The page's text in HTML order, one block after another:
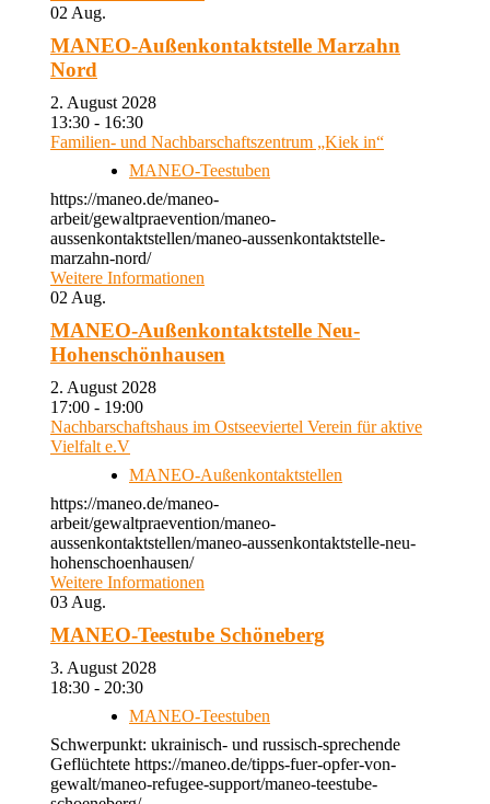
02 Aug.
MANEO-Außenkontaktstelle Marzahn
Nord
2. August 2028
13:30 - 16:30
Familien- und Nachbarschaftszentrum „Kiek in“
MANEO-Teestuben
https://maneo.de/maneo-
arbeit/gewaltpraevention/maneo-
aussenkontaktstellen/maneo-aussenkontaktstelle-
marzahn-nord/
Weitere Informationen
02 Aug.
MANEO-Außenkontaktstelle Neu-
Hohenschönhausen
2. August 2028
17:00 - 19:00
Nachbarschaftshaus im Ostseeviertel Verein für aktive
Vielfalt e.V
MANEO-Außenkontaktstellen
https://maneo.de/maneo-
arbeit/gewaltpraevention/maneo-
aussenkontaktstellen/maneo-aussenkontaktstelle-neu-
hohenschoenhausen/
Weitere Informationen
03 Aug.
MANEO-Teestube Schöneberg
3. August 2028
18:30 - 20:30
MANEO-Teestuben
Schwerpunkt: ukrainisch- und russisch-sprechende
Geflüchtete https://maneo.de/tipps-fuer-opfer-von-
gewalt/maneo-refugee-support/maneo-teestube-